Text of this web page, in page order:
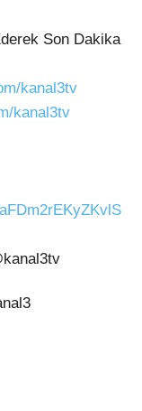
Son Dakika
kanal3tv
kanal3tv